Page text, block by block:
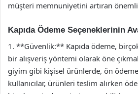
müşteri memnuniyetini artıran
Kapıda Ödeme Seçeneklerinin
1. **Güvenlik:** Kapıda ödeme,
bir alışveriş yöntemi olarak öne
giyim gibi kişisel ürünlerde, ön
kullanıcılar, ürünleri teslim alırken